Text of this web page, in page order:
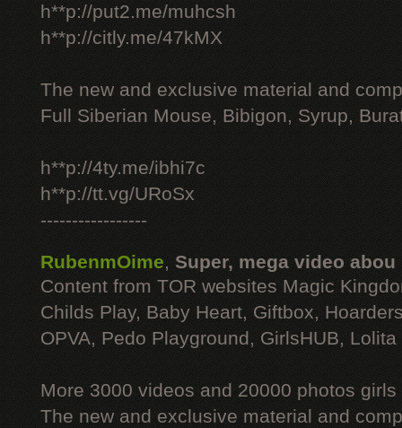
h**p://put2.me/muhcsh
h**p://citly.me/47kMX
The new and exclusive material and
Full Siberian Mouse, Bibigon, Syrup,
h**p://4ty.me/ibhi7c
h**p://tt.vg/URoSx
-----------------
RubenmOime, Super, mega video abou
Content from TOR websites Magic
Childs Play, Baby Heart, Giftbox,
OPVA, Pedo Playground, GirlsHUB, Lolita
More 3000 videos and 20000 photos
The new and exclusive material and